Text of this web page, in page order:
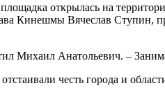
площадка открылась на
Кинешмы Вячеслав
Михаил Анатольевич. –
честь города и